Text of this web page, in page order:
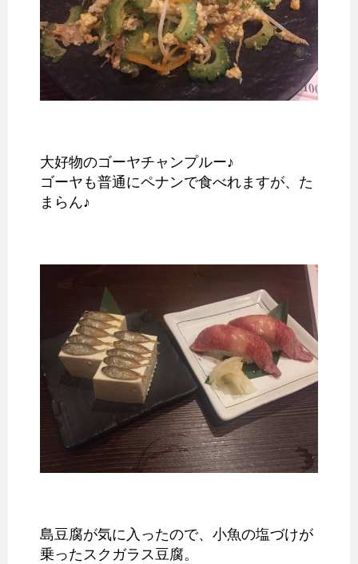
大好物のゴーヤチャンプルー♪
ゴーヤも普通にペナンで食べれますが、た
まらん♪
島豆腐が気に入ったので、小魚の塩づけが
乗ったスクガラス豆腐。